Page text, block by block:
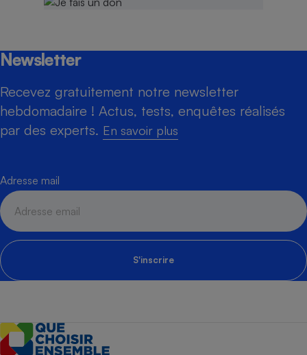
Newsletter
Recevez gratuitement notre newsletter
hebdomadaire ! Actus, tests, enquêtes réalisés
par des experts. En savoir plus
Adresse mail
S'inscrire